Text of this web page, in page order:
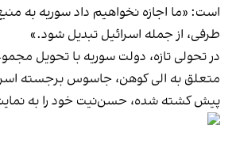
است: «ما اجازه نخواهیم داد سوریه به
طرفی، از جمله اسرائیل تبدیل شود.»
در تحولی تازه، دولت سوریه با تحویل
متعلق به الی کوهن، جاسوس برجسته
پیش کشته شده، حسن‌نیت خود را به